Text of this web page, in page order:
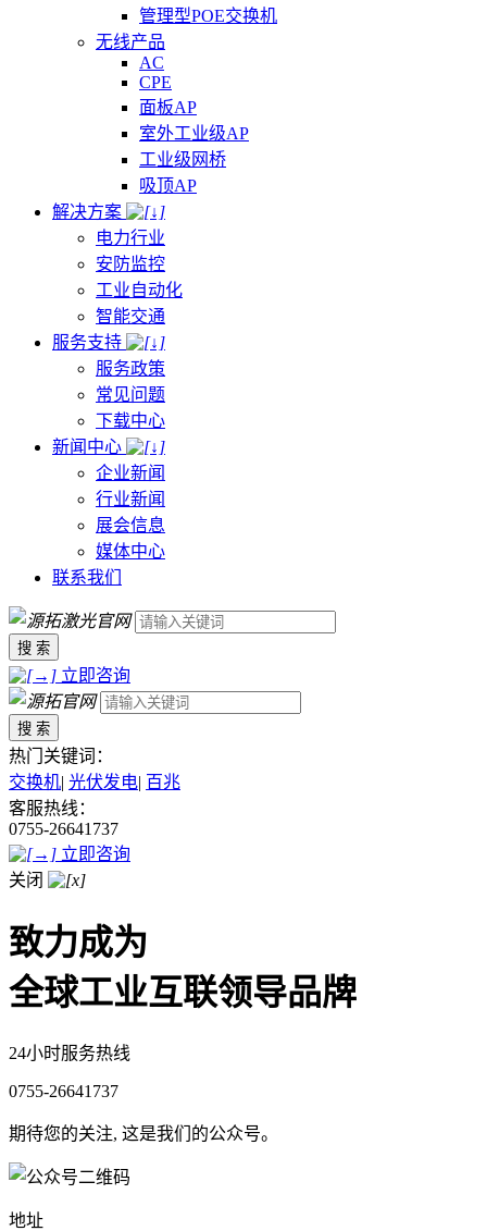
管理型POE交换机
无线产品
AC
CPE
面板AP
室外工业级AP
工业级网桥
吸顶AP
解决方案
电力行业
安防监控
工业自动化
智能交通
服务支持
服务政策
常见问题
下载中心
新闻中心
企业新闻
行业新闻
展会信息
媒体中心
联系我们
搜 索
立即咨询
搜 索
热门关键词：
交换机| 光伏发电| 百兆
客服热线：
0755-26641737
立即咨询
关闭
致力成为
全球工业互联领导品牌
24小时服务热线
0755-26641737
期待您的关注, 这是我们的公众号。
地址